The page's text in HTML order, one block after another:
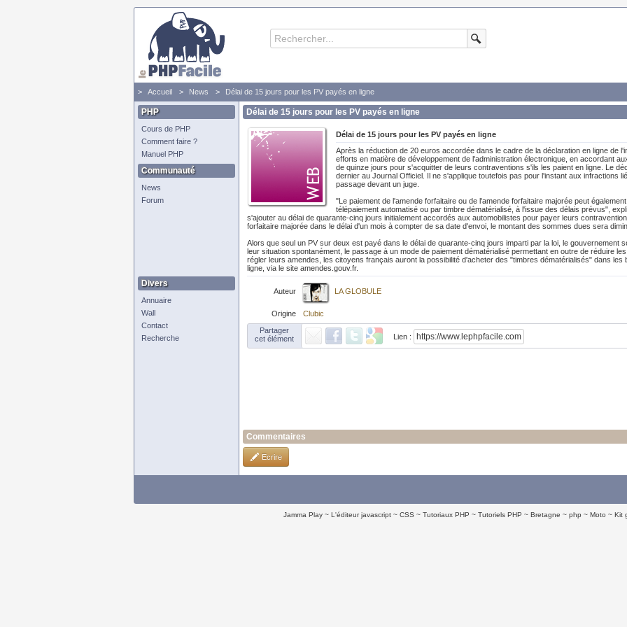
Accueil News Délai de 15 jours pour les PV payés en ligne
PHP
Cours de PHP
Comment faire ?
Manuel PHP
Communauté
News
Forum
Divers
Annuaire
Wall
Contact
Recherche
Délai de 15 jours pour les PV payés en ligne
Délai de 15 jours pour les PV payés en ligne
Après la réduction de 20 euros accordée dans le cadre de la déclaration en ligne de
efforts en matière de développement de l'administration électronique, en accordant
de quinze jours pour s'acquitter de leurs contraventions s'ils les paient en ligne. Le
dernier au Journal Officiel. Il ne s'applique toutefois pas pour l'instant aux infractions
passage devant un juge.
"Le paiement de l'amende forfaitaire ou de l'amende forfaitaire majorée peut
télépaiement automatisé ou par timbre dématérialisé, à l'issue des délais prévus",
s'ajouter au délai de quarante-cinq jours initialement accordés aux automobilistes pour payer leurs
forfaitaire majorée dans le délai d'un mois à compter de sa date d'envoi, le montant des sommes dues sera
Alors que seul un PV sur deux est payé dans le délai de quarante-cinq jours imparti par la loi, le gouvernement
leur situation spontanément, le passage à un mode de paiement dématérialisé permettant en outre de réduire
régler leurs amendes, les citoyens français auront la possibilité d'acheter des "timbres dématérialisés" dans
ligne, via le site amendes.gouv.fr.
Auteur LA GLOBULE
Origine
Clubic
Partager
cet élément
Lien :
Commentaires
Ecrire
Jamma Play L'éditeur javascript CSS Tutoriaux PHP Tutoriels PHP Bretagne php Moto Kit